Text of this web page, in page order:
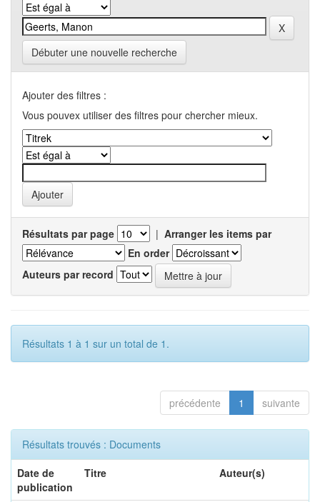
Débuter une nouvelle recherche
Ajouter des filtres :
Vous pouvex utiliser des filtres pour chercher mieux.
Résultats par page | Arranger les items par
En order
Auteurs par record
Résultats 1 à 1 sur un total de 1.
précédente 1 suivante
Résultats trouvés : Documents
Date de
publication
Titre Auteur(s)